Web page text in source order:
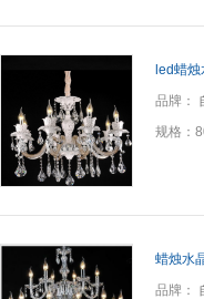
led蜡
品牌：
规格：
蜡烛水
品牌：